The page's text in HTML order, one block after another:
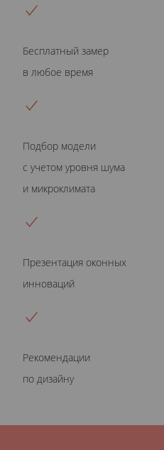
Бесплатный замер
в любое время
Подбор модели
с учетом уровня шума
и микроклимата
Презентация оконных
инноваций
Рекомендации
по дизайну